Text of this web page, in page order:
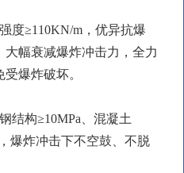
度≥110KN/m，优异抗爆
幅衰减爆炸冲击力，全力
爆炸破坏。
结构≥10MPa、混凝土
爆炸冲击下不空鼓、不脱